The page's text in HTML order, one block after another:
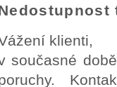
klienti,
současné